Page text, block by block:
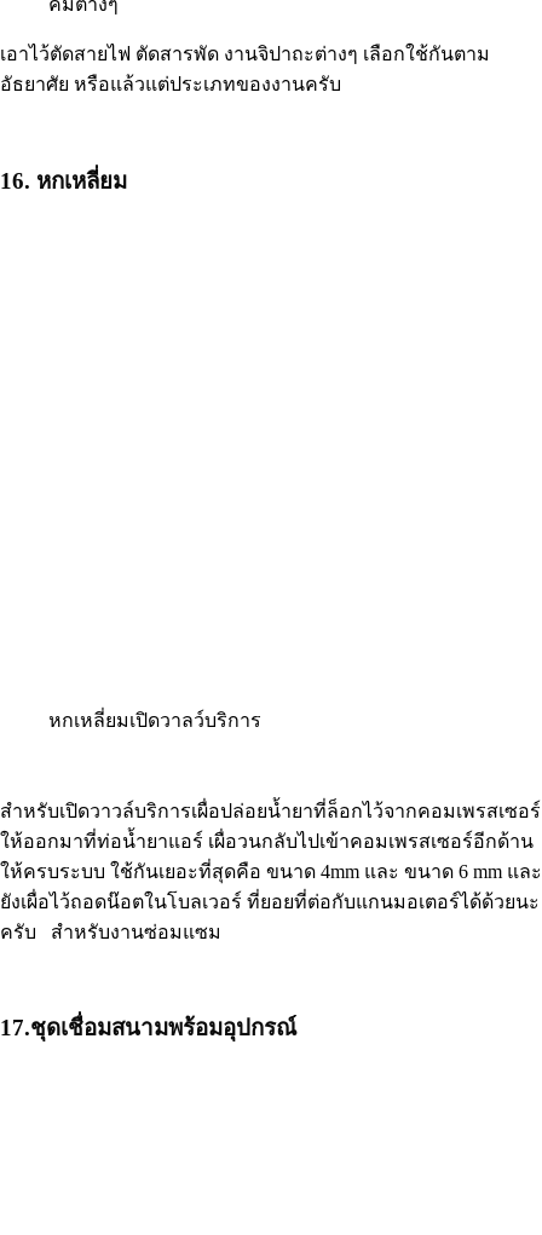
คีมต่างๆ
เอาไว้ตัดสายไฟ ตัดสารพัด งานจิปาถะต่างๆ เลือกใช้กันตาม
อัธยาศัย หรือแล้วแต่ประเภทของงานครับ
16. หกเหลี่ยม
หกเหลี่ยมเปิดวาลว์บริการ
สำหรับเปิดวาวล์บริการเผื่อปล่อยน้ำยาที่ล็อกไว้จากคอมเพรสเซอร์
ให้ออกมาที่ท่อน้ำยาแอร์ เผื่อวนกลับไปเข้าคอมเพรสเซอร์อีกด้าน
ให้ครบระบบ ใช้กันเยอะที่สุดคือ ขนาด 4mm และ ขนาด 6 mm และ
ยังเผื่อไว้ถอดน๊อตในโบลเวอร์ ที่ยอยที่ต่อกับแกนมอเตอร์ได้ด้วยนะ
ครับ สำหรับงานซ่อมแซม
17.ชุดเชื่อมสนามพร้อมอุปกรณ์